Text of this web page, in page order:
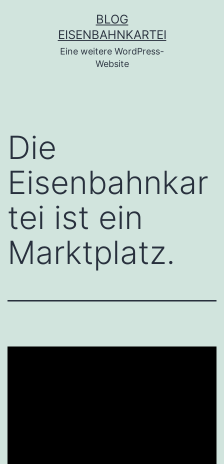
BLOG
EISENBAHNKARTEI
Eine weitere WordPress-
Website
Die
Eisenbahnkar
tei ist ein
Marktplatz.